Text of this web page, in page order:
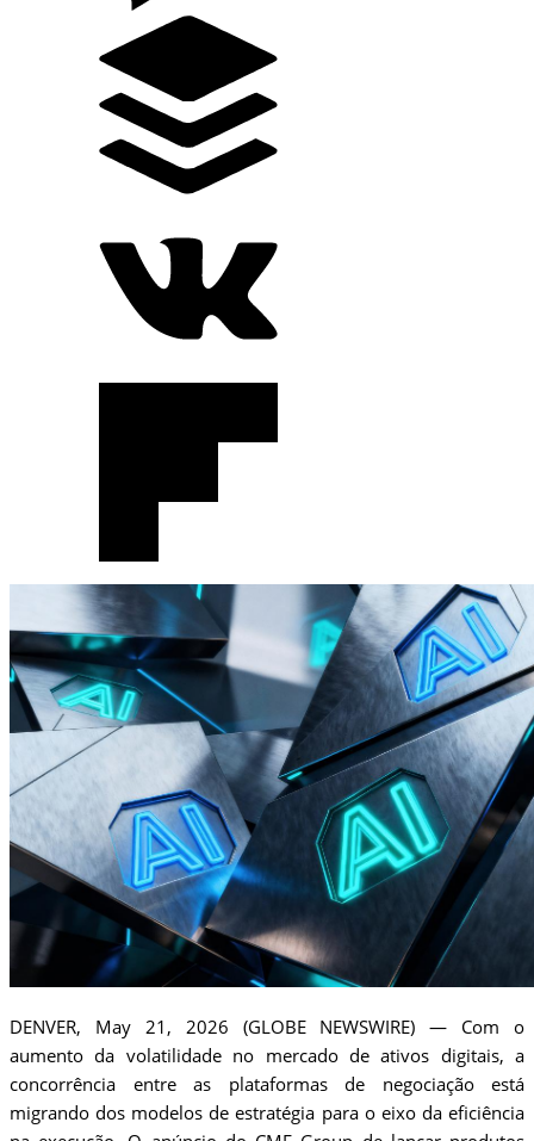
DENVER, May 21, 2026 (GLOBE NEWSWIRE) — Com o
aumento da volatilidade no mercado de ativos digitais, a
concorrência entre as plataformas de negociação está
migrando dos modelos de estratégia para o eixo da eficiência